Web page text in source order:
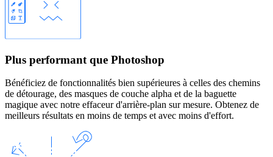
Plus performant que Photoshop
Bénéficiez de fonctionnalités bien supérieures à celles des chemins
de détourage, des masques de couche alpha et de la baguette
magique avec notre effaceur d'arrière-plan sur mesure. Obtenez de
meilleurs résultats en moins de temps et avec moins d'effort.